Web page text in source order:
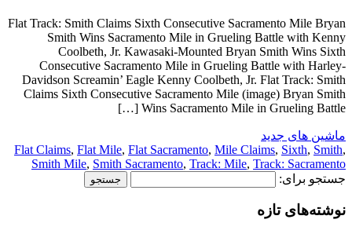
Flat Track: Smith Claims Sixth Consecutive Sacramento Mile Bryan
Smith Wins Sacramento Mile in Grueling Battle with Kenny
Coolbeth, Jr. Kawasaki-Mounted Bryan Smith Wins Sixth
Consecutive Sacramento Mile in Grueling Battle with Harley-
Davidson Screamin’ Eagle Kenny Coolbeth, Jr. Flat Track: Smith
Claims Sixth Consecutive Sacramento Mile (image) Bryan Smith
Wins Sacramento Mile in Grueling Battle […]
ماشین های جدید
Flat Claims, Flat Mile, Flat Sacramento, Mile Claims, Sixth, Smith,
Smith Mile, Smith Sacramento, Track: Mile, Track: Sacramento
جستجو برای:
نوشته‌های تازه